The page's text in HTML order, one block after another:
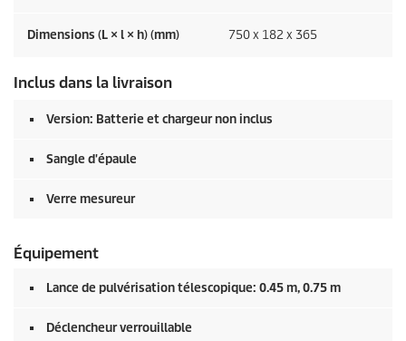
Dimensions (L × l × h) (mm) 750 x 182 x 365
Inclus dans la livraison
Version: Batterie et chargeur non inclus
Sangle d'épaule
Verre mesureur
Équipement
Lance de pulvérisation télescopique: 0.45 m, 0.75 m
Déclencheur verrouillable